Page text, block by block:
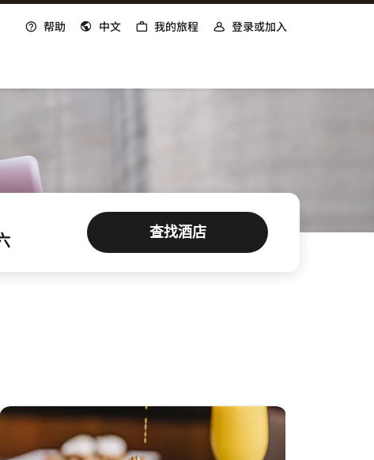
帮助 中文 我的旅程
打开新窗口 登录或加入
查找酒店